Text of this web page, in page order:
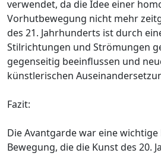
verwendet, da die Idee einer
Vorhutbewegung nicht mehr
des 21. Jahrhunderts ist durch
Stilrichtungen und Strömungen
gegenseitig beeinflussen und
künstlerischen
Fazit:
Die Avantgarde war eine
Bewegung, die die Kunst des 20.